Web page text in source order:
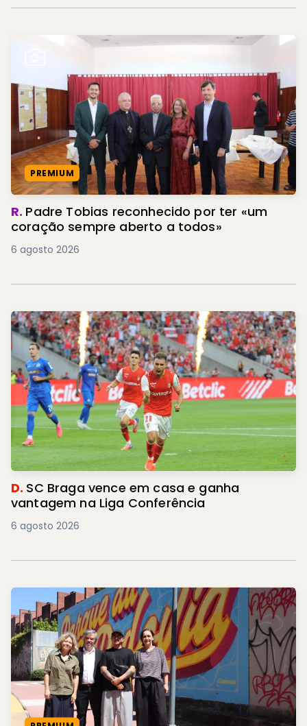
PREMIUM
R. Padre Tobias reconhecido por ter «um
coração sempre aberto a todos»
6 agosto 2026
D. SC Braga vence em casa e ganha
vantagem na Liga Conferência
6 agosto 2026